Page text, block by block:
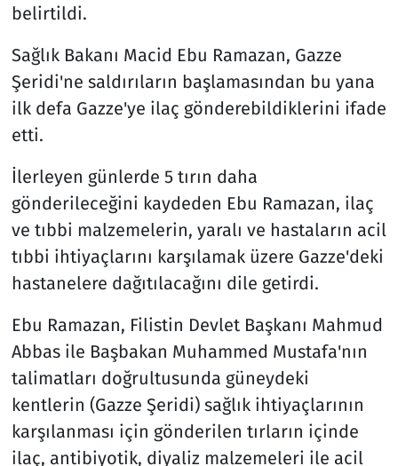
belirtildi.
Sağlık Bakanı Macid Ebu Ramazan, Gazze
Şeridi'ne saldırıların başlamasından bu yana
ilk defa Gazze'ye ilaç gönderebildiklerini ifade
etti.
İlerleyen günlerde 5 tırın daha
gönderileceğini kaydeden Ebu Ramazan, ilaç
ve tıbbi malzemelerin, yaralı ve hastaların acil
tıbbi ihtiyaçlarını karşılamak üzere Gazze'deki
hastanelere dağıtılacağını dile getirdi.
Ebu Ramazan, Filistin Devlet Başkanı Mahmud
Abbas ile Başbakan Muhammed Mustafa'nın
talimatları doğrultusunda güneydeki
kentlerin (Gazze Şeridi) sağlık ihtiyaçlarının
karşılanması için gönderilen tırların içinde
ilaç, antibiyotik, diyaliz malzemeleri ile acil
Teknoloji ve Bilim